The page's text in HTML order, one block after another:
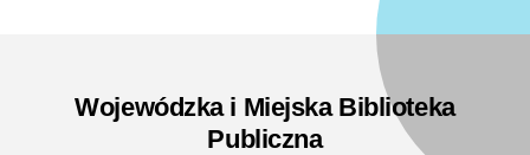
Wojewódzka i Miejska Biblioteka
Publiczna